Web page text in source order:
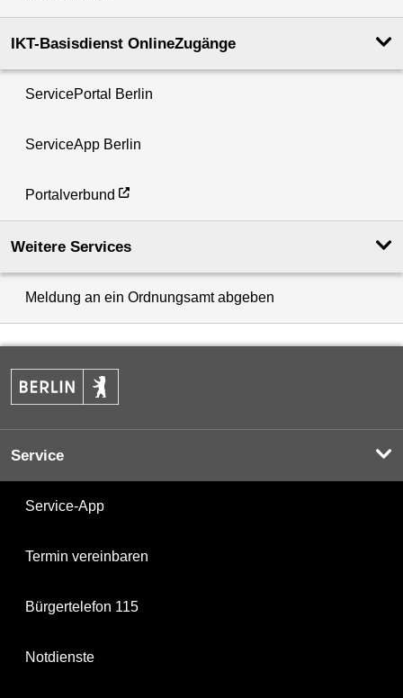
IKT-Basisdienst OnlineZugänge
ServicePortal Berlin
ServiceApp Berlin
Portalverbund
Weitere Services
Meldung an ein Ordnungsamt abgeben
Service
Service-App
Termin vereinbaren
Bürgertelefon 115
Notdienste